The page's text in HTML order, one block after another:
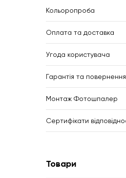
Кольоропроба
Оплата та доставка
Угода користувача
Гарантія та повернення
Монтаж Фотошпалер
Сертифікати
Товари